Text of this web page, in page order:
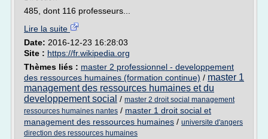
485, dont 116 professeurs...
Lire la suite
Date: 2016-12-23 16:28:03
Site : https://fr.wikipedia.org
Thèmes liés : master 2 professionnel - developpement
des ressources humaines (formation continue) / master 1
management des ressources humaines et du
developpement social / master 2 droit social management
ressources humaines nantes / master 1 droit social et
management des ressources humaines / universite d'angers
direction des ressources humaines